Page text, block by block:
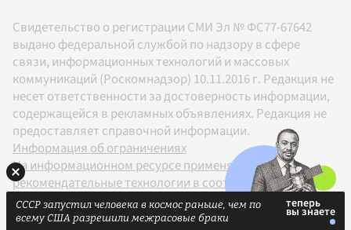
Свидетельство о регистрации СМИ Эл № ФС77-67642
выдано федеральной службой по надзору в сфере
связи, информационных технологий и массовых
коммуникаций (Роскомнадзор) 10.11.2016 г. Редакция не
несет ответственности за достоверность информации,
содержащейся в рекламных объявлениях. Редакция не
предоставляет справочной информации.
Информация об ограничениях
На информационном ресурсе применяются
рекомендательные технологии в соответствии с
Правилами
18+
СССР запустил человека в космос раньше, чем по
всему США разрешили межрасовые браки